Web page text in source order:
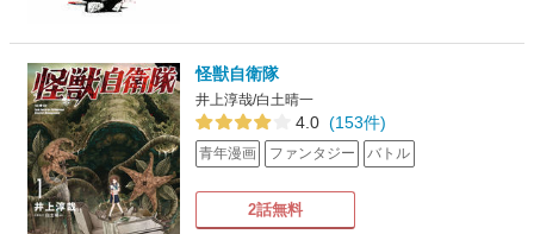
怪獣自衛隊
井上淳哉/白土晴一
4.0 (153件)
青年漫画 ファンタジー バトル
2話無料